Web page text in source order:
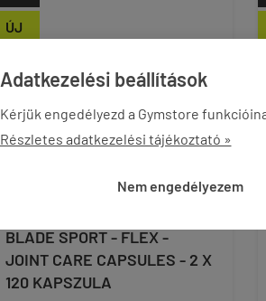
Adatkezelési beállítások
Kérjük engedélyezd a Gymstore
Részletes adatkezelési tájékoztató »
Nem engedélyezem
ÚJ
BLADE SPORT - FLEX -
JOINT CARE CAPSULES - 2 X
120 KAPSZULA